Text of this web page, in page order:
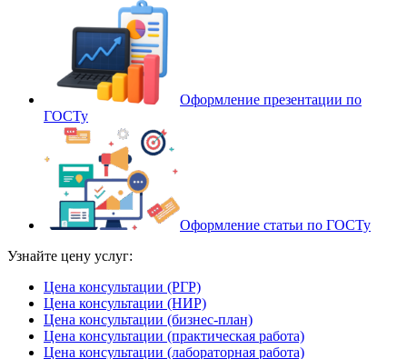
Оформление презентации по
ГОСТу
Оформление статьи по ГОСТу
Узнайте цену услуг:
Цена консультации (РГР)
Цена консультации (НИР)
Цена консультации (бизнес-план)
Цена консультации (практическая работа)
Цена консультации (лабораторная работа)